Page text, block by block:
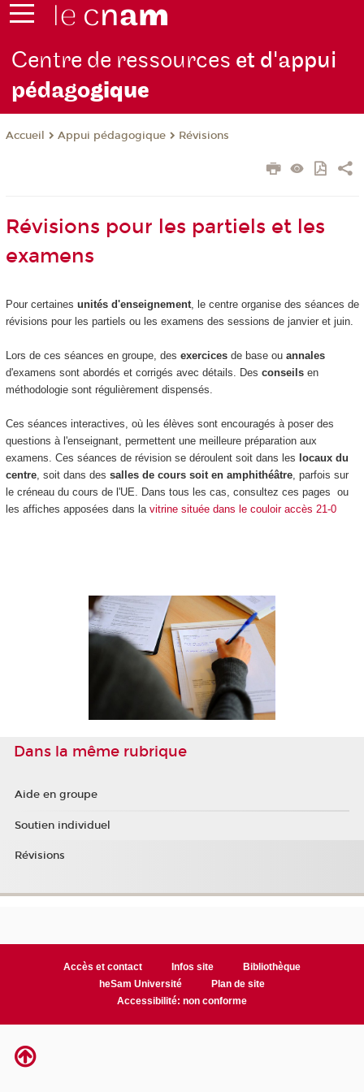
Centre de ressources et d'appui
pédagogique
Accueil Appui pédagogique Révisions
Révisions pour les partiels et les
examens
Pour certaines unités d'enseignement, le centre organise des séances de
révisions pour les partiels ou les examens des sessions de janvier et juin.
Lors de ces séances en groupe, des exercices de base ou annales
d'examens sont abordés et corrigés avec détails. Des conseils en
méthodologie sont régulièrement dispensés.
Ces séances interactives, où les élèves sont encouragés à poser des
questions à l'enseignant, permettent une meilleure préparation aux
examens. Ces séances de révision se déroulent soit dans les locaux du
centre, soit dans des salles de cours soit en amphithéâtre, parfois sur
le créneau du cours de l'UE. Dans tous les cas, consultez ces pages ou
les affiches apposées dans la vitrine située dans le couloir accès 21-0
Dans la même rubrique
Aide en groupe
Soutien individuel
Révisions
Accès et contact Infos site
Bibliothèque
heSam Université
Plan de site
Accessibilité: non conforme